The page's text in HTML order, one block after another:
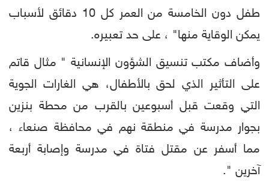
طفل دون الخامسة من العمر كل 10 دقائق لأسباب
يمكن الوقاية منها" ، على حد تعبيره.
وأضاف مكتب تنسيق الشؤون الإنسانية " مثال قاتم
على التأثير الذي لحق بالأطفال، هي الغارات الجوية
التي وقعت قبل أسبوعين بالقرب من محطة بنزين
بجوار مدرسة في منطقة نهم في محافظة صنعاء ،
مما أسفر عن مقتل فتاة في مدرسة وإصابة أربعة
آخرين ".